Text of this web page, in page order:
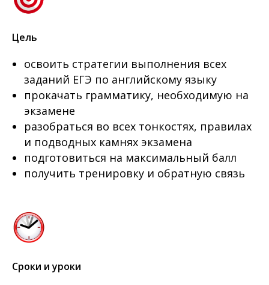
Цель
освоить стратегии выполнения всех
заданий ЕГЭ по английскому языку
прокачать грамматику, необходимую на
экзамене
разобраться во всех тонкостях, правилах
и подводных камнях экзамена
подготовиться на максимальный балл
получить тренировку и обратную связь
Сроки и уроки